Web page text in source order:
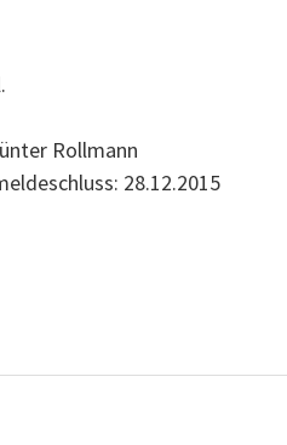
Rollmann
28.12.2015